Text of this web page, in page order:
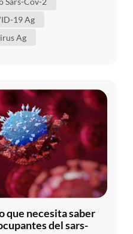
de los intento...
19 Ag
Ag
que necesita saber
del sars-